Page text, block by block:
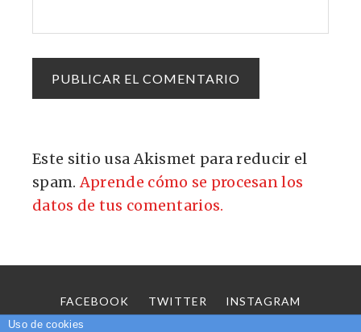
Este sitio usa Akismet para reducir el
spam.Aprende cómo se procesan los
datos de tus comentarios.
FACEBOOK TWITTER
INSTAGRAM
Uso de cookies